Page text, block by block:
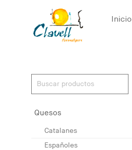
Inicio
Quesos
Catalanes
Españoles